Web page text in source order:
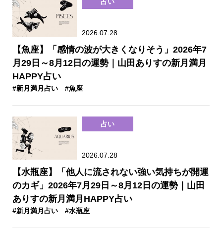
2026.07.28
【魚座】「感情の波が大きくなりそう」2026年7
月29日～8月12日の運勢｜山田ありすの新月満月
HAPPY占い
#新月満月占い #魚座
占い
2026.07.28
【水瓶座】「他人に流されない強い気持ちが開運
のカギ」2026年7月29日～8月12日の運勢｜山田
ありすの新月満月HAPPY占い
#新月満月占い #水瓶座